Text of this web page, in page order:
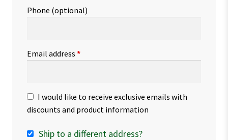
Phone (optional)
Email address *
I would like to receive exclusive emails with
discounts and product information
Ship to a different address?